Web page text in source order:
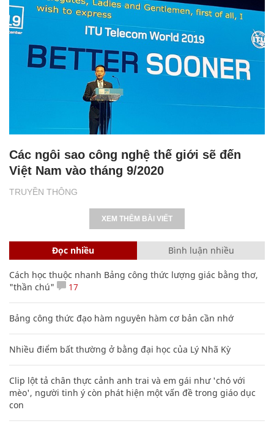
TRUYỀN THÔNG
Các ngôi sao công nghệ thế giới sẽ đến
Việt Nam vào tháng 9/2020
XEM THÊM BÀI VIẾT
Đọc nhiều Bình luận nhiều
Cách học thuộc nhanh Bảng công thức lượng giác bằng thơ,
"thần chú"
17
Bảng công thức đạo hàm nguyên hàm cơ bản cần nhớ
Nhiều điểm bất thường ở bằng đại học của Lý Nhã Kỳ
Clip lột tả chân thực cảnh anh trai và em gái như 'chó với
mèo', người tinh ý còn phát hiện một vấn đề trong giáo dục
con